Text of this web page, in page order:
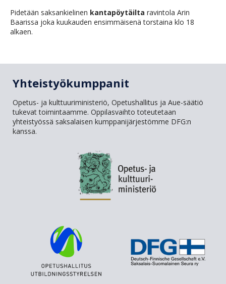
Pidetään saksankielinen kantapöytäilta ravintola Arin
Baarissa joka kuukauden ensimmäisenä torstaina klo 18
alkaen.
Yhteistyökumppanit
Opetus- ja kulttuuriministeriö, Opetushallitus ja Aue-säätiö
tukevat toimintaamme. Oppilasvaihto toteutetaan
yhteistyössä saksalaisen kumppanijärjestömme DFG:n
kanssa.